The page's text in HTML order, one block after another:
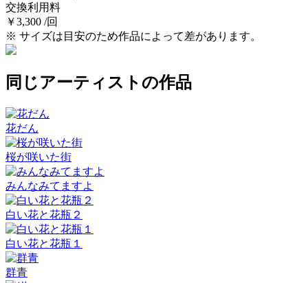
交換利用料
￥3,300 /回
※ サイズは目安のため作品によって差があります。
同じアーティストの作品
花だん
桜が咲いた街
みんなみてますよ
白い花と花瓶２
白い花と花瓶１
群青